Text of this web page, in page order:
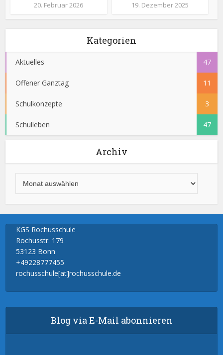
20. Februar 2026
19. Dezember 2025
Kategorien
Aktuelles 47
Offener Ganztag 11
Schulkonzepte 3
Schulleben 47
Archiv
KGS Rochusschule
Rochusstr. 179
53123 Bonn
+49228777455
rochusschule[at]rochusschule.de
Blog via E-Mail abonnieren